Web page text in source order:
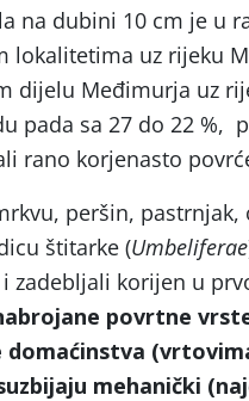
na dubini 10 cm je u
lokalitetima uz rijeku
dijelu Međimurja uz
pada sa 27 do 22 %,
rano korjenasto
peršin, pastrnjak,
štitarke (Umbeliferae
zadebljali korijen u
povrtne
mehanički